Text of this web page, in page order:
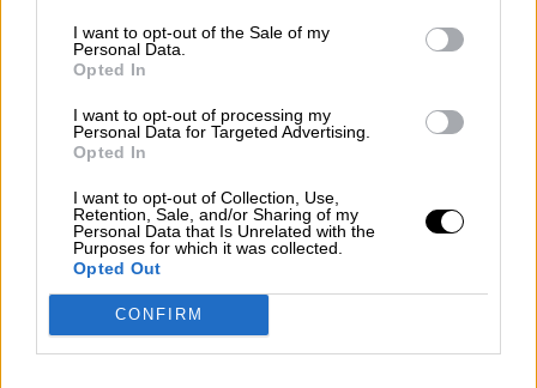
I want to opt-out of the Sale of my
Personal Data.
Opted In
I want to opt-out of processing my
Personal Data for Targeted Advertising.
Opted In
I want to opt-out of Collection, Use,
Retention, Sale, and/or Sharing of my
Personal Data that Is Unrelated with the
Purposes for which it was collected.
Opted Out
CONFIRM
Podemos acorralado por Vox y la
derecha con causas judiciales que
durarán meses
Podemos deberá responder por la situación de sus
cuentas en una nueva causa judicial liderada por el ex
abogado del partido
PorJose Luis Martín